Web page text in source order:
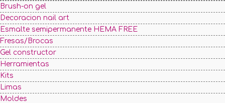
Brush-on gel
Decoracion nail art
Esmalte semipermanente HEMA FREE
Fresas/Brocas
Gel constructor
Herramientas
Kits
Limas
Moldes